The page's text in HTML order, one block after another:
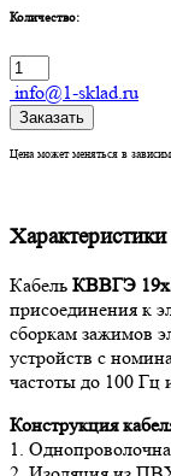
Количество:
info@1-sklad.ru
Заказать
Цена может меняться в
Кабель КВВГЭ
присоединения к
сборкам зажимов
устройств с
частоты до 100
Конструкция
1.